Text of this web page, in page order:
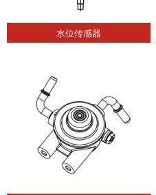
水位传感器